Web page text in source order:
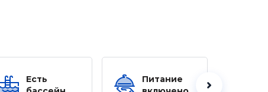
Есть
Питание